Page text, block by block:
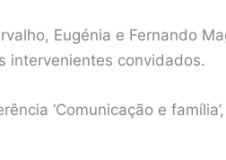
Eugénia e Fernando
intervenientes convidados.
‘Comunicação e